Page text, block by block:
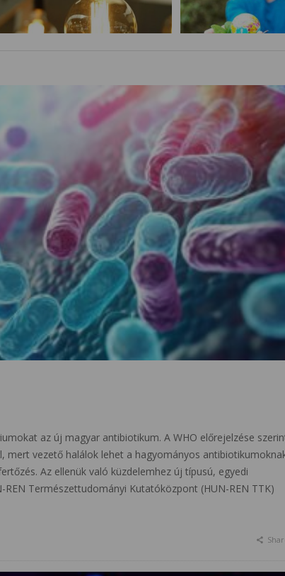
az új magyar antibiotikum. A WHO előrejelzése
mert vezető halálok lehet a hagyományos
Az ellenük való küzdelemhez új típusú, egyedi
Természettudományi Kutatóközpont (HUN-REN TTK)